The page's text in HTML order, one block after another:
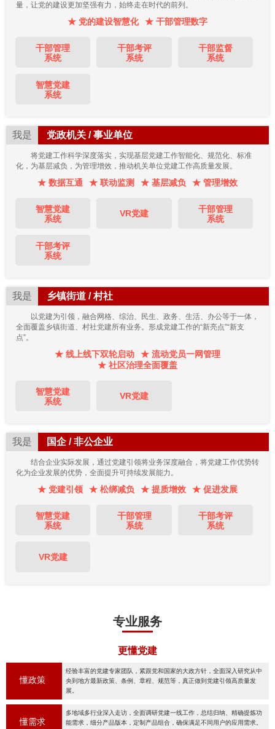
量，让党的建设更加坚强有力，始终走在时代的前列。
★ 党的建设智慧化 ★ 干部管理数字
干部管理
系统
干部考评
系统
干部监督
系统
智慧党建
系统
我是 党政机关 / 事业单位
将党建工作科学深度落实，实现基层党建工作智能化、规范化、标准
化，为基层减负，为管理增效，推动机关单位党建工作高质量发展。
★ 数据互通 ★ 联动监测 ★ 基层减负 ★ 管理增效
智慧党建
系统
VR党建
干部管理
系统
干部考评
系统
我是 乡镇街道 / 村社
以党建为引领，融合网格、综治、民生、政务、生活、办公等于一体，
全面覆盖乡镇街道、村社党建所有业务。形成党建工作的“新亮点”“新支
点”。
★ 线上线下双轮启动
★ 流动党员一网管理
★ 社区治理全面覆盖
智慧党建
系统
VR党建
我是 国企 / 非公企业
结合企业实际发展，通过党建引领将业务深度融合，将党建工作优势转
化为企业发展的优势，全面提升可持续发展能力。
★ 党建引领 ★ 松绑减负 ★ 提质增效 ★ 促进发展
智慧党建
系统
干部管理
系统
干部考评
系统
VR党建
专业服务
更懂党建
懂政策
经验丰富的党建专家团队，紧跟党和国家的大政方针，全面深入研究从中
央到地方最新政策、条例、章程、规范等，真正做到党建引领高质量发
展。
懂需求
多地域多行业深入走访，全面调研党建一线工作，总结归纳、精确提炼功
能需求，细分产品版本，定制产品组合，确保满足不同用户的应用需求。